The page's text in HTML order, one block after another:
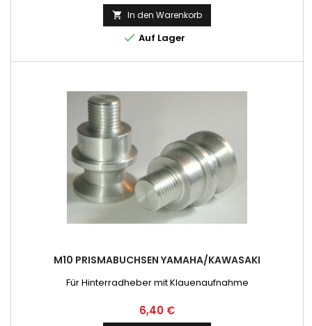
 In den Warenkorb
 Auf Lager
M10 PRISMABUCHSEN YAMAHA/KAWASAKI
Für Hinterradheber mit Klauenaufnahme
Preis
6,40 €